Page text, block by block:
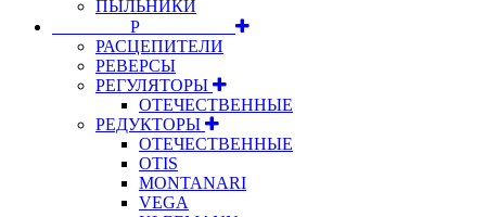
ПЫЛЬНИКИ
⠀⠀⠀⠀⠀⠀Р⠀⠀⠀⠀⠀⠀⠀
РАСЦЕПИТЕЛИ
РЕВЕРСЫ
РЕГУЛЯТОРЫ
ОТЕЧЕСТВЕННЫЕ
РЕДУКТОРЫ
ОТЕЧЕСТВЕННЫЕ
OTIS
MONTANARI
VEGA